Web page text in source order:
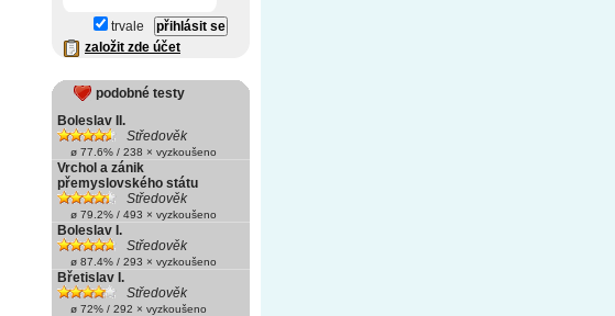
trvale
založit zde účet
podobné testy
Boleslav II.
Středověk
ø 77.6% / 238 × vyzkoušeno
Vrchol a zánik
přemyslovského státu
Středověk
ø 79.2% / 493 × vyzkoušeno
Boleslav I.
Středověk
ø 87.4% / 293 × vyzkoušeno
Břetislav I.
Středověk
ø 72% / 292 × vyzkoušeno